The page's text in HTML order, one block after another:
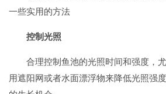
一些实用的方法
控制光照
合理控制鱼池的光照时间和强度，
用遮阳网或者水面漂浮物来降低光照强